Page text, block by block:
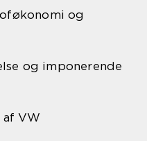
og
og imponerende
af VW